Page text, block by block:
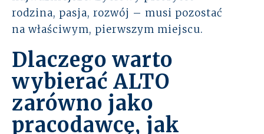
rodzina, pasja, rozwój – musi pozostać
na właściwym, pierwszym miejscu.
Dlaczego warto
wybierać ALTO
zarówno jako
pracodawcę, jak